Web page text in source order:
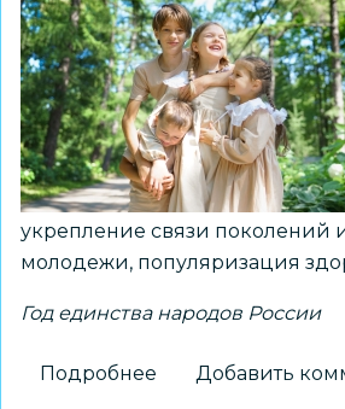
укрепление связи поколений
молодежи, популяризация
Год единства народов России
Подробнее Добавить